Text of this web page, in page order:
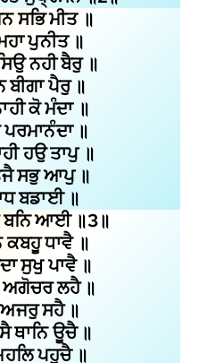
ਸਭਿ ਮੀਤ ॥
ਪੁਨੀਤ ॥
ਨਹੀ ਬੈਰੁ ॥
ਬੀਗਾ ਪੈਰੁ ॥
ਕੋ ਮੰਦਾ ॥
ਪਰਮਾਨੰਦਾ ॥
ਹਉ ਤਾਪੁ ॥
ਸਭੁ ਆਪੁ ॥
ਬਡਾਈ ॥
ਬਨਿ ਆਈ ॥3॥
ਕਬਹੂ ਧਾਵੈ ॥
ਸੁਖੁ ਪਾਵੈ ॥
ਅਗੋਚਰ ਲਹੈ ॥
ਅਜਰੁ ਸਹੈ ॥
ਥਾਨਿ ਊਚੈ ॥
ਪਹੂਚੈ ॥